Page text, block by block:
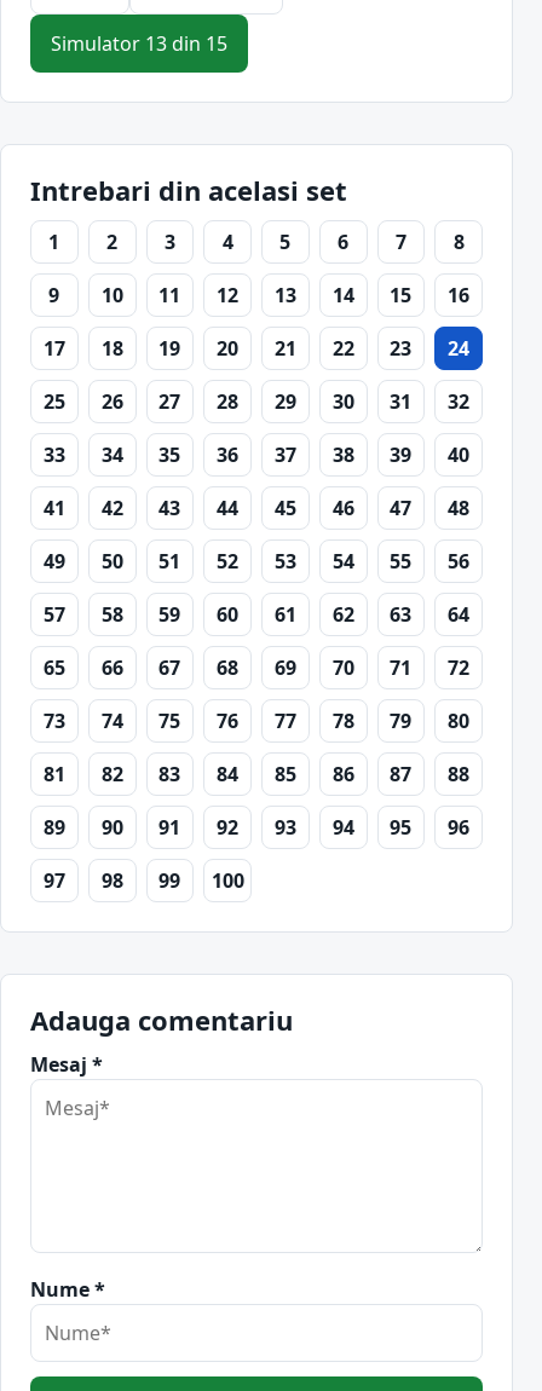
Simulator 13 din 15
Intrebari din acelasi set
1 2 3 4 5 6 7
8
9
10 11 12 13 14 15
16
17
18 19 20 21 22 23
24
25
26 27 28 29 30 31
32
33
34 35 36 37 38 39
40
41
42 43 44 45 46 47
48
49
50 51 52 53 54 55
56
57
58 59 60 61 62 63
64
65
66 67 68 69 70 71
72
73
74 75 76 77 78 79
80
81
82 83 84 85 86 87
88
89
90 91 92 93 94 95
96
97
98 99 100
Adauga comentariu
Mesaj *
Nume *